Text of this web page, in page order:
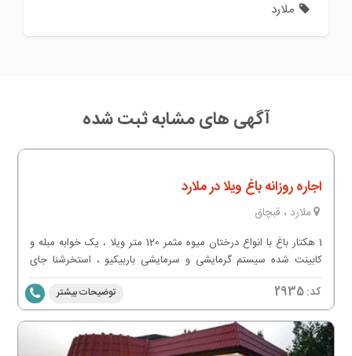
ملارد
آگهی های مشابه ثبت شده
اجاره روزانه باغ ویلا در ملارد
ملارد ، قبچاق
1 هکتار باغ با انواع درختان میوه مثمر 120 متر ویلا ، یک خوابه مبله و
کابینت شده سیستم گرمایشی و سرمایشی باربیکیو ، استخرشنا جای
پارک 30 عدد ماشین ظرفیت تا 40 نفر
کد:2935 توضیحات بیشتر